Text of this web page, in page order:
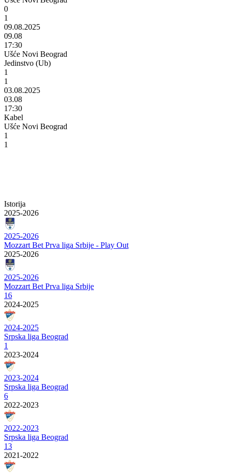
0
1
09.08.2025
09.08
17:30
Ušće Novi Beograd
Jedinstvo (Ub)
1
1
03.08.2025
03.08
17:30
Kabel
Ušće Novi Beograd
1
1
Istorija
2025-2026
2025-2026
Mozzart Bet Prva liga Srbije - Play Out
2025-2026
2025-2026
Mozzart Bet Prva liga Srbije
16
2024-2025
2024-2025
Srpska liga Beograd
1
2023-2024
2023-2024
Srpska liga Beograd
6
2022-2023
2022-2023
Srpska liga Beograd
13
2021-2022